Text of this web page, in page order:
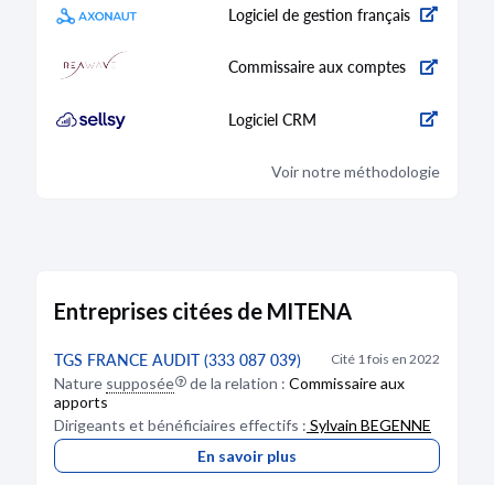
Logiciel de gestion français
Commissaire aux comptes
Logiciel CRM
Voir notre méthodologie
Entreprises citées de MITENA
TGS FRANCE AUDIT (333 087 039) Cité 1 fois en 2022
Nature supposée de la relation : Commissaire aux
apports
Dirigeants et bénéficiaires effectifs : Sylvain BEGENNE
En savoir plus